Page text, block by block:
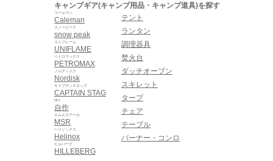
キャンプギア(キャンプ用品・キャンプ道具)を探す
Caleman
コールマン
snow peak
スノーピーク
UNIFLAME
ユニフレーム
PETROMAX
ペトロマックス
Nordisk
ノルディスク
CAPTAIN STAG
キャプテンスタッグ
自作
DIY
MSR
エムエスアール
Helinox
ヘリノックス
HILLEBERG
ヒルバーグ
テント
ランタン
調理器具
焚火台
ダッチオーブン
スキレット
タープ
チェア
テーブル
バーナー・コンロ